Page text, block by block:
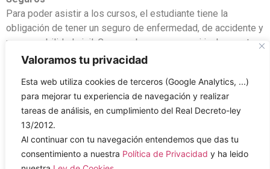
Valoramos tu privacidad
Esta web utiliza cookies de terceros (Google Analytics, ...)
para mejorar tu experiencia de navegación y realizar
tareas de análisis, en cumplimiento del Real Decreto-ley
13/2012.
Al continuar con tu navegación entendemos que das tu
consentimiento a nuestra Política de Privacidad y ha leido
Para poder asistir a los cursos, el estudiante tiene la
obligación de tener un seguro de enfermedad, de accidente y
responsabilidad civil. Compruebe su seguro si incluye estas
prestaciones. La tarjeta sanitaria europea sólo cubre las
confirme que a su llegada dispondrá de los seguros
mencionados. De no ser así, su punto de contacto SFC puede
contratarlos por Vd.